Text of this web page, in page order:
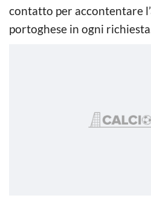
contatto per accontentare
portoghese in ogni